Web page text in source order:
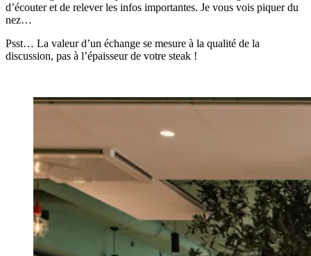
d’écouter et de relever les infos importantes. Je vous vois piquer du
nez…
Psst… La valeur d’un échange se mesure à la qualité de la
discussion, pas à l’épaisseur de votre steak !